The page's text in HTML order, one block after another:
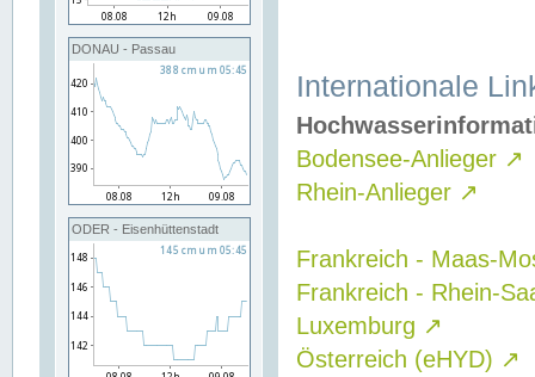
DONAU - Passau
ODER - Eisenhüttenstadt
Internationale
Bodensee-Anlieger ↗
Rhein-Anlieger ↗
Frankreich - Maas-
Frankreich - Rhein-
Luxemburg ↗
Österreich (eHYD) ↗